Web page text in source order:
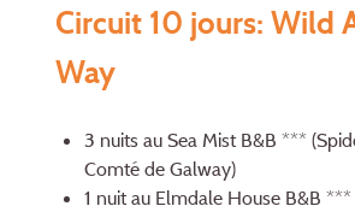
Circuit 10 jours: Wild
Way
3 nuits au Sea Mist B&B ***
Comté de Galway)
1 nuit au Elmdale House B&B ***